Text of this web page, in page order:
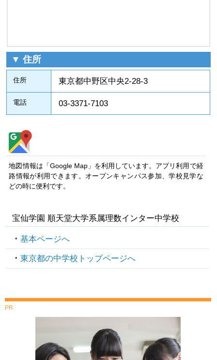
▼ 住所
住所 東京都中野区中央2-28-3
電話 03-3371-7103
地図情報は「Google Map」を利用しています。アプリ利用で経
路情報が利用できます。オープンキャンパス参加、学校見学な
どの時に便利です。
宝仙学園 順天堂大学系属理数インター中学校
基本ページへ
東京都の中学校トップページへ
PR